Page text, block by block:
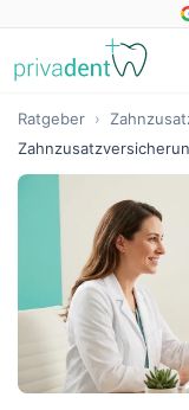
Ratgeber ›